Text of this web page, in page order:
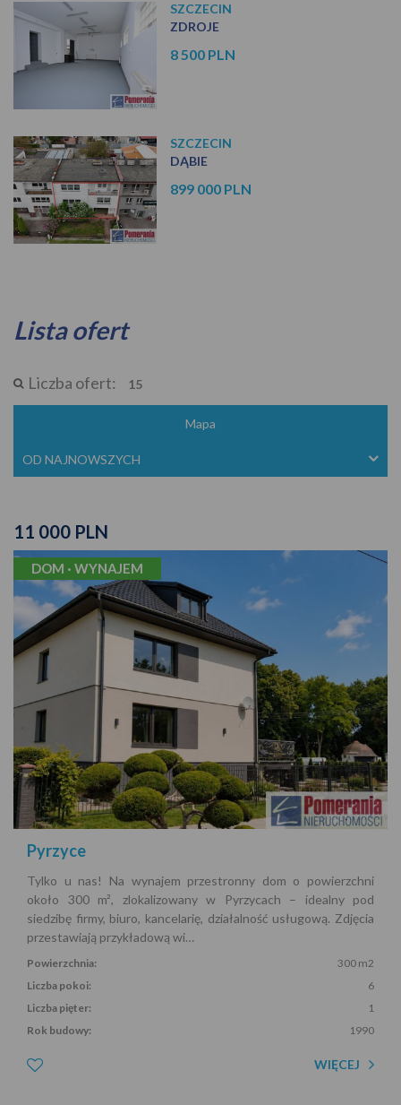
SZCZECIN
ZDROJE
8 500 PLN
SZCZECIN
DĄBIE
899 000 PLN
Lista ofert
Liczba ofert: 15
Mapa
OD NAJNOWSZYCH
11 000 PLN
DOM · WYNAJEM
Pyrzyce
Tylko u nas! Na wynajem przestronny dom o powierzchni
około 300 m², zlokalizowany w Pyrzycach – idealny pod
siedzibę firmy, biuro, kancelarię, działalność usługową. Zdjęcia
przestawiają przykładową wi…
Powierzchnia:
300 m2
Liczba pokoi:
6
Liczba pięter:
1
Rok budowy:
1990
WIĘCEJ